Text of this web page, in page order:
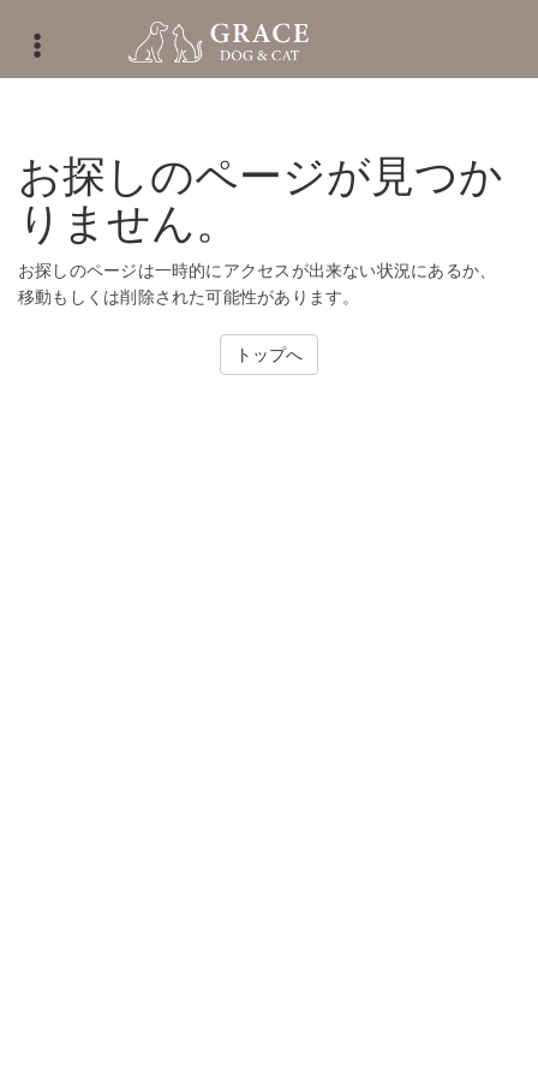
お探しのページが見つか
りません。
お探しのページは一時的にアクセスが出来ない状況にあるか、
移動もしくは削除された可能性があります。
トップへ